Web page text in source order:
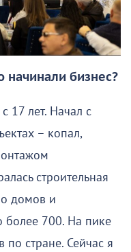
начинали бизнес?
17 лет. Начал с
– копал,
строительная
домов и
более 700. На пике
стране. Сейчас я